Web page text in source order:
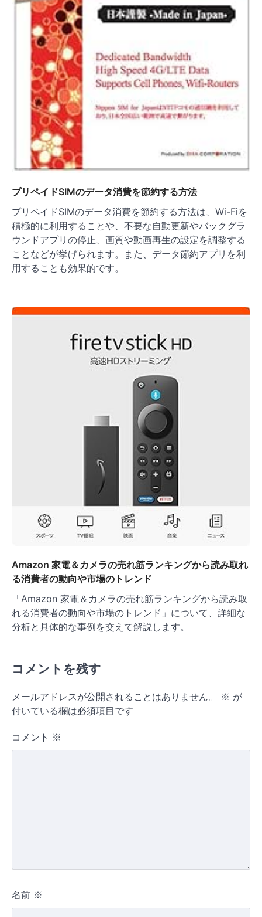
プリペイドSIMのデータ消費を節約する方法
プリペイドSIMのデータ消費を節約する方法は、Wi-Fiを
積極的に利用することや、不要な自動更新やバックグラ
ウンドアプリの停止、画質や動画再生の設定を調整する
ことなどが挙げられます。また、データ節約アプリを利
用することも効果的です。
Amazon 家電＆カメラの売れ筋ランキングから読み取れ
る消費者の動向や市場のトレンド
「Amazon 家電＆カメラの売れ筋ランキングから読み取
れる消費者の動向や市場のトレンド」について、詳細な
分析と具体的な事例を交えて解説します。
コメントを残す
メールアドレスが公開されることはありません。 ※ が
付いている欄は必須項目です
コメント ※
名前 ※